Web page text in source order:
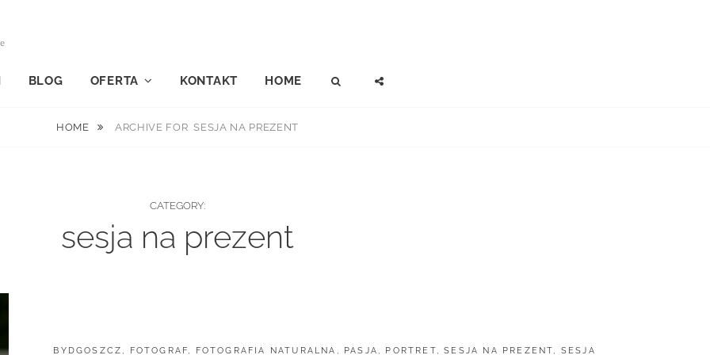
BLOG OFERTA KONTAKT HOME SEARCH
HOME ARCHIVE FORSESJA NA PREZENT
CATEGORY:
sesja na prezent
CATEGORIES:
BYDGOSZCZ , FOTOGRAF, FOTOGRAFIA NATURALNA , PASJA , PORTRET,SESJA NA PREZENT, SESJA